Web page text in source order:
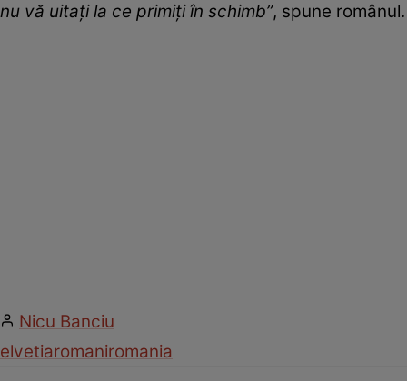
nu vă uitați la ce primiţi în schimb”, spune românul.
Nicu Banciu
elvetiaromaniromania